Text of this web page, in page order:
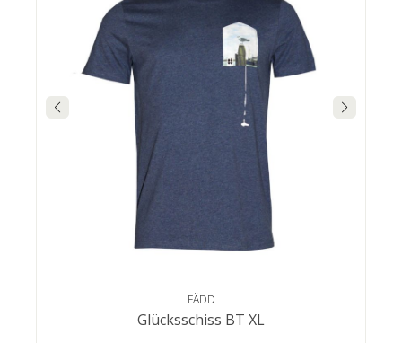
FÄDD
Glücksschiss BT XL